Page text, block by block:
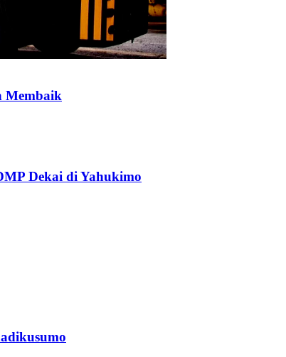
Membaik
Dekai di Yahukimo